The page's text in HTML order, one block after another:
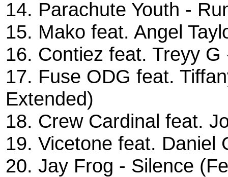
14. Parachute Youth -
15. Mako feat. Angel
16. Contiez feat. Treyy
17. Fuse ODG feat.
Extended)
18. Crew Cardinal feat.
19. Vicetone feat. Daniel
20. Jay Frog - Silence